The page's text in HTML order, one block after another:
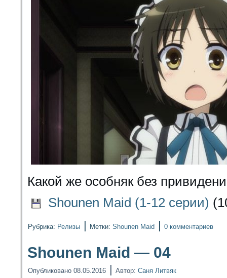
Какой же особняк без
Shounen Maid (1-12 серии)
Рубрика: Релизы | Метки: Shounen Maid | 0 комментариев
Shounen Maid — 04
Опубликовано 08.05.2016 | Автор: Саня Литвяк